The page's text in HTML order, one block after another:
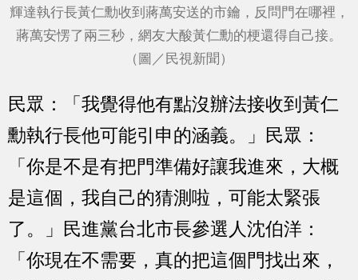
輝達執行長黃仁勳收到蔣萬安送的市鑰，反問門在哪裡，
蔣萬安愣了兩三秒，網友大酸黃仁勳的梗還得自己接。
（圖／民視新聞）
民眾：「我覺得他有點沒辦法接收到黃仁
勳執行長他可能引申的涵義。」民眾：
「你是不是有把門準備好讓我進來，大概
是這個，我自己的猜測啦，可能太緊張
了。」民進黨台北市長參選人沈伯洋：
「你現在不需要，真的把這個門找出來，